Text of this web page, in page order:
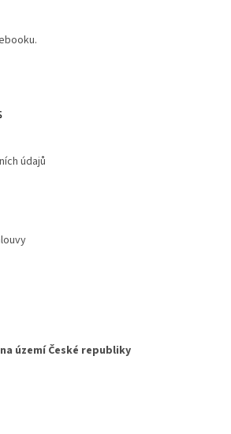
údajů
území České republiky